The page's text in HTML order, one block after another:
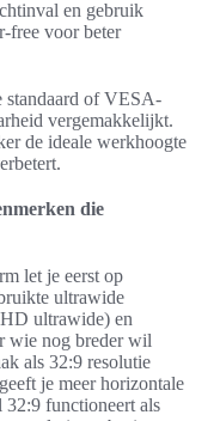
en gebruik
free voor beter
standaard of VESA-
vergemakkelijkt.
de ideale werkhoogte
die
let je eerst op
ultrawide
ultrawide) en
wie nog breder wil
als 32:9 resolutie
je meer horizontale
32:9 functioneert als